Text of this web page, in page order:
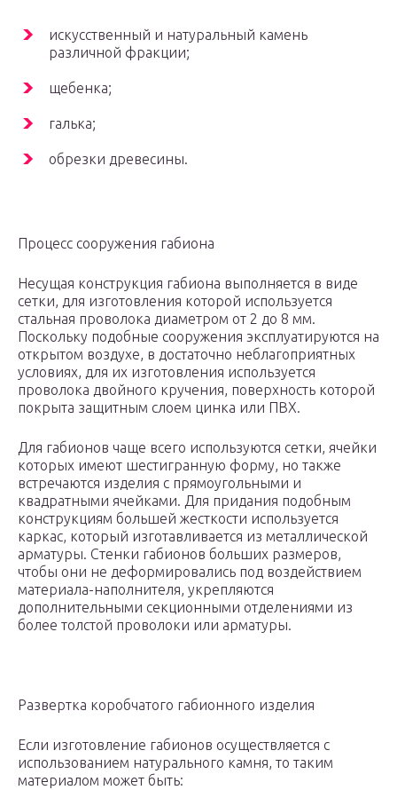
искусственный и натуральный камень
различной фракции;
щебенка;
галька;
обрезки древесины.
Процесс сооружения габиона
Несущая конструкция габиона выполняется в виде
сетки, для изготовления которой используется
стальная проволока диаметром от 2 до 8 мм.
Поскольку подобные сооружения эксплуатируются на
открытом воздухе, в достаточно неблагоприятных
условиях, для их изготовления используется
проволока двойного кручения, поверхность которой
покрыта защитным слоем цинка или ПВХ.
Для габионов чаще всего используются сетки, ячейки
которых имеют шестигранную форму, но также
встречаются изделия с прямоугольными и
квадратными ячейками. Для придания подобным
конструкциям большей жесткости используется
каркас, который изготавливается из металлической
арматуры. Стенки габионов больших размеров,
чтобы они не деформировались под воздействием
материала-наполнителя, укрепляются
дополнительными секционными отделениями из
более толстой проволоки или арматуры.
Развертка коробчатого габионного изделия
Если изготовление габионов осуществляется с
использованием натурального камня, то таким
материалом может быть: